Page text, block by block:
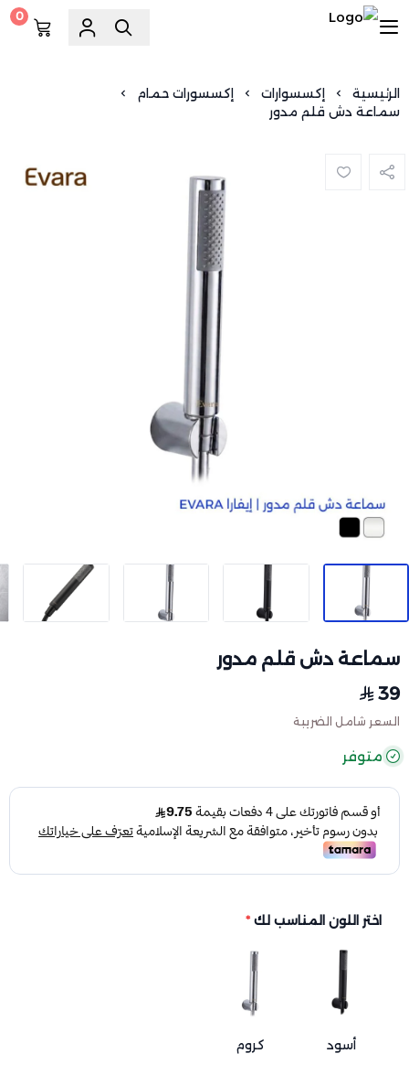
0
الرئيسية إكسسوارات
إكسسورات حمام
سماعة دش قلم مدور
سماعة دش قلم مدور
39
السعر شامل الضريبة
متوفر
اختر اللون المناسب لك *
أسود كروم